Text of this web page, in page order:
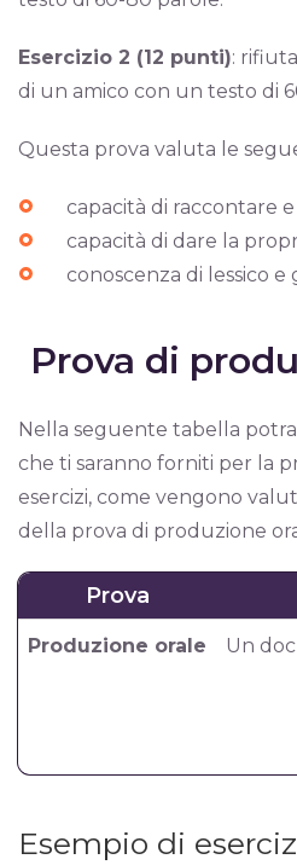
Esercizio 2 (12 punti):
di un amico con un testo di
Questa prova valuta le
capacità di raccontare
capacità di dare la
conoscenza di lessico e
Prova di
Nella seguente tabella
che ti saranno forniti per la
esercizi, come vengono
della prova di produzione
Prova
Produzione orale Un
Esempio di